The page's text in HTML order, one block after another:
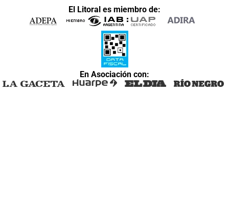
El Litoral es miembro de:
En Asociación con: